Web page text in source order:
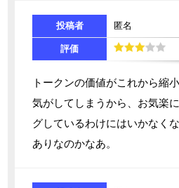
投稿者 匿名
評価
トークンの価値がこれから縮
気がしてしまうから、お気楽
グしているわけにはいかなく
ありなのかなあ。